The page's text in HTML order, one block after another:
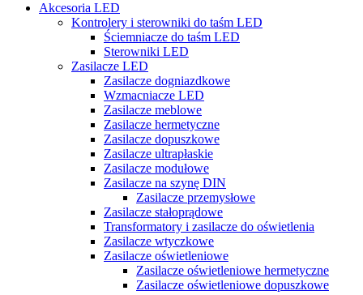
Akcesoria LED
Kontrolery i sterowniki do taśm LED
Ściemniacze do taśm LED
Sterowniki LED
Zasilacze LED
Zasilacze dogniazdkowe
Wzmacniacze LED
Zasilacze meblowe
Zasilacze hermetyczne
Zasilacze dopuszkowe
Zasilacze ultrapłaskie
Zasilacze modułowe
Zasilacze na szynę DIN
Zasilacze przemysłowe
Zasilacze stałoprądowe
Transformatory i zasilacze do oświetlenia
Zasilacze wtyczkowe
Zasilacze oświetleniowe
Zasilacze oświetleniowe hermetyczne
Zasilacze oświetleniowe dopuszkowe